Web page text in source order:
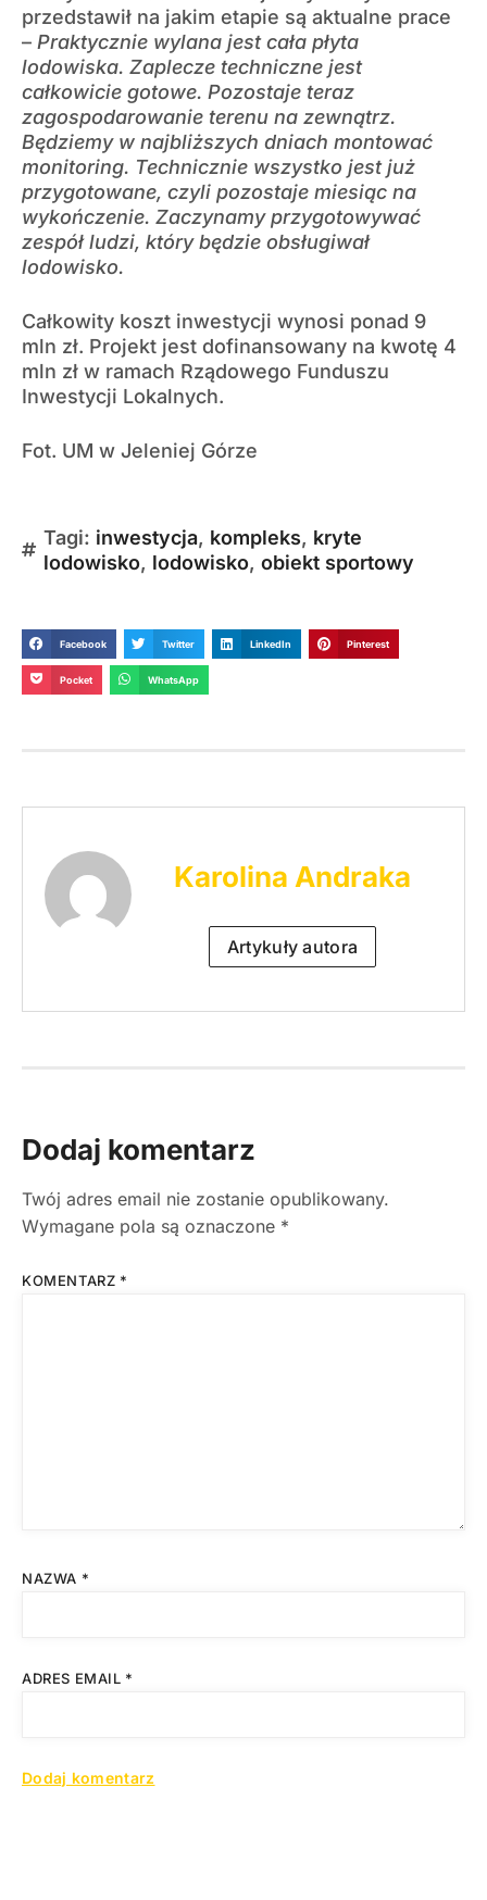
przedstawił na jakim etapie są aktualne prace
– Praktycznie wylana jest cała płyta
lodowiska. Zaplecze techniczne jest
całkowicie gotowe. Pozostaje teraz
zagospodarowanie terenu na zewnątrz.
Będziemy w najbliższych dniach montować
monitoring. Technicznie wszystko jest już
przygotowane, czyli pozostaje miesiąc na
wykończenie. Zaczynamy przygotowywać
zespół ludzi, który będzie obsługiwał
lodowisko.
Całkowity koszt inwestycji wynosi ponad 9
mln zł. Projekt jest dofinansowany na kwotę 4
mln zł w ramach Rządowego Funduszu
Inwestycji Lokalnych.
Fot. UM w Jeleniej Górze
Tagi: inwestycja, kompleks, kryte
lodowisko, lodowisko, obiekt sportowy
Facebook Twitter LinkedIn Pinterest
Pocket WhatsApp
Karolina Andraka
Artykuły autora
Dodaj komentarz
Twój adres email nie zostanie opublikowany.
Wymagane pola są oznaczone *
KOMENTARZ *
NAZWA *
ADRES EMAIL *